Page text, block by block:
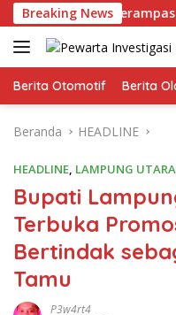
Langsung
ke
konten
Breaking News
Tanah Merampas Hak
Berita Otomotif Berita
Beranda HEADLINE
HEADLINE, LAMPUNG UTARA
Bupati
Terbuka
Bertindak
Tamu
P3w4rt4